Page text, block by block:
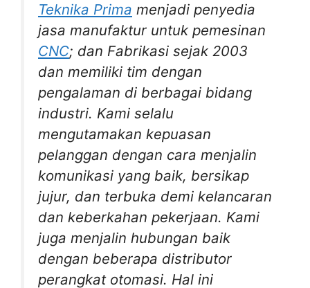
Teknika Prima menjadi penyedia
jasa manufaktur untuk pemesinan
CNC; dan Fabrikasi sejak 2003
dan memiliki tim dengan
pengalaman di berbagai bidang
industri. Kami selalu
mengutamakan kepuasan
pelanggan dengan cara menjalin
komunikasi yang baik, bersikap
jujur, dan terbuka demi kelancaran
dan keberkahan pekerjaan. Kami
juga menjalin hubungan baik
dengan beberapa distributor
perangkat otomasi. Hal ini